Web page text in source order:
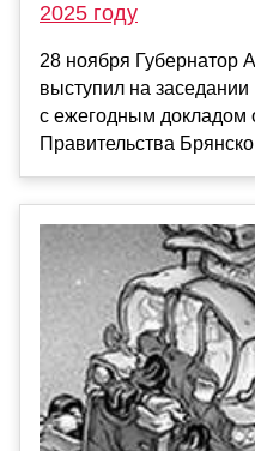
2025 году
28 ноября Губернатор
выступил на
с ежегодным докладом
Правительства